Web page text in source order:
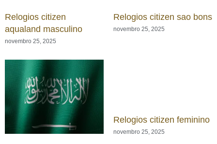
Relogios citizen
aqualand masculino
novembro 25, 2025
Relogios citizen sao bons
novembro 25, 2025
Relogios citizen feminino
novembro 25, 2025